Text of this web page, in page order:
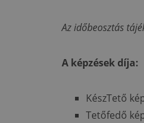
Az időbeosztás
A képzések díja:
KészTető
Tetőfedő